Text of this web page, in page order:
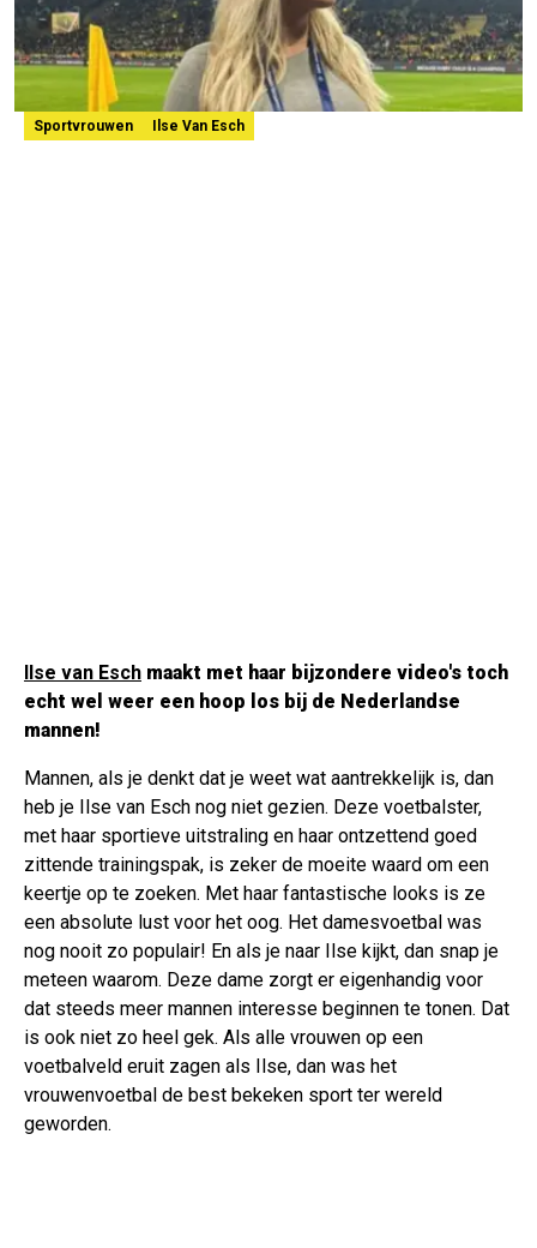
Sportvrouwen Ilse Van Esch
Ilse van Esch maakt met haar bijzondere video's toch
echt wel weer een hoop los bij de Nederlandse
mannen!
Mannen, als je denkt dat je weet wat aantrekkelijk is, dan
heb je Ilse van Esch nog niet gezien. Deze voetbalster,
met haar sportieve uitstraling en haar ontzettend goed
zittende trainingspak, is zeker de moeite waard om een
keertje op te zoeken. Met haar fantastische looks is ze
een absolute lust voor het oog. Het damesvoetbal was
nog nooit zo populair! En als je naar Ilse kijkt, dan snap je
meteen waarom. Deze dame zorgt er eigenhandig voor
dat steeds meer mannen interesse beginnen te tonen. Dat
is ook niet zo heel gek. Als alle vrouwen op een
voetbalveld eruit zagen als Ilse, dan was het
vrouwenvoetbal de best bekeken sport ter wereld
geworden.